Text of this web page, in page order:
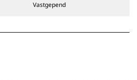
Vastgepend